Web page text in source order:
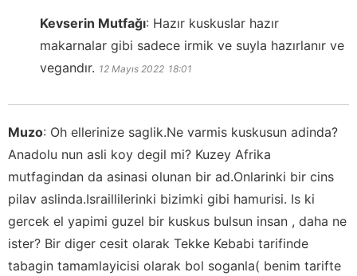
Kevserin Mutfağı: Hazır kuskuslar hazır
makarnalar gibi sadece irmik ve suyla hazırlanır ve
vegandır. 12 Mayıs 2022 18:01
Muzo: Oh ellerinize saglik.Ne varmis kuskusun adinda?
Anadolu nun asli koy degil mi? Kuzey Afrika
mutfagindan da asinasi olunan bir ad.Onlarinki bir cins
pilav aslinda.Israillilerinki bizimki gibi hamurisi. Is ki
gercek el yapimi guzel bir kuskus bulsun insan , daha ne
ister? Bir diger cesit olarak Tekke Kebabi tarifinde
tabagin tamamlayicisi olarak bol soganla( benim tarifte